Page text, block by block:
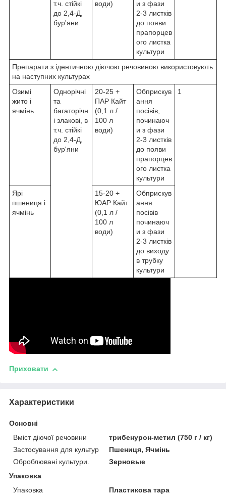
т.ч. стійкі
до 2,4-Д,
бур'яни
води)
и з фази
2-3 листків
до появи
прапорцев
ого листка
культури
Препарати з ідентичною діючою речовиною використовують
на наступних культурах
Озимі
жито і
ячмінь
Однорічні
та
багаторічн
і злакові, в
т.ч. стійкі
до 2,4-Д,
бур'яни
20-25 +
ПАР Кайт
(0,1 л /
100 л
води)
Обприскув
ання
посівів,
починаюч
и з фази
2-3 листків
до появи
прапорцев
ого листка
культури
1
Ярі
пшениця і
ячмінь
15-20 +
ЮАР Кайт
(0,1 л /
100 л
води)
Обприскув
ання
посівів
починаюч
и з фази
2-3 листків
до виходу
в трубку
культури
Приховати
Характеристики
Основні
Вміст діючої речовини
трибенурон-метил (750 г / кг)
Застосування для культур
Пшениця, Ячмінь
Оброблювані культури.
Зерновые
Упаковка
Упаковка
Пластикова тара